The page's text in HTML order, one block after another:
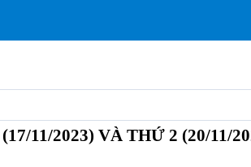
11/2023) VÀ THỨ 2 (20/11/